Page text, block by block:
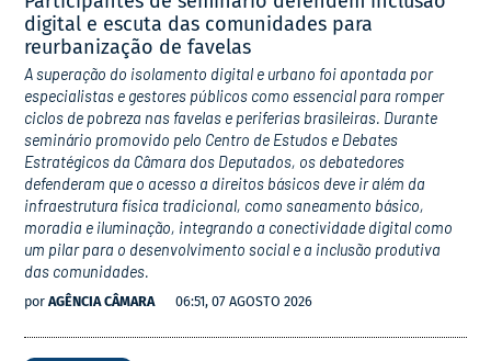
digital e escuta das comunidades para
reurbanização de favelas
A superação do isolamento digital e urbano foi apontada por
especialistas e gestores públicos como essencial para romper
ciclos de pobreza nas favelas e periferias brasileiras. Durante
seminário promovido pelo Centro de Estudos e Debates
Estratégicos da Câmara dos Deputados, os debatedores
defenderam que o acesso a direitos básicos deve ir além da
infraestrutura física tradicional, como saneamento básico,
moradia e iluminação, integrando a conectividade digital como
um pilar para o desenvolvimento social e a inclusão produtiva
das comunidades.
por AGÊNCIA CÂMARA 06:51, 07 AGOSTO 2026